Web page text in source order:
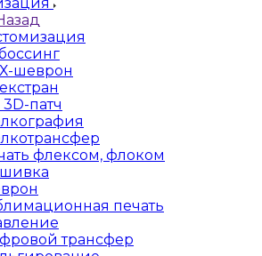
шеврон
патч
флексом, флоком
печать
трансфер